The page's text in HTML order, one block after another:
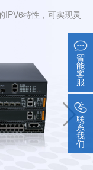
IPV6特性，可实现灵
智
能
客
服
联
系
我
们